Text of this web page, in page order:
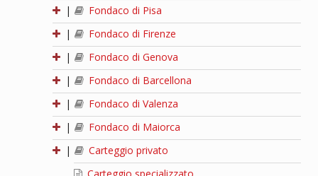
|
Fondaco di Pisa
|
Fondaco di Firenze
|
Fondaco di Genova
|
Fondaco di Barcellona
|
Fondaco di Valenza
|
Fondaco di Maiorca
|
Carteggio privato